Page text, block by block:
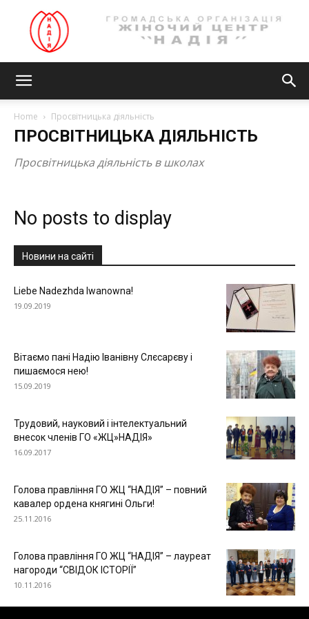
ЖІНОЧИЙ
Home Просвітницька діяльність
ПРОСВІТНИЦЬКА ДІЯЛЬНІСТЬ
Просвітницька діяльність в школах
No posts to display
Новини на сайті
Liebe Nadezhda Iwanowna!
19.09.2019
Вітаємо пані Надію Іванівну Слєсарєву і
пишаємося нею!
15.09.2019
Трудовий, науковий і інтелектуальний
внесок членів ГО «ЖЦ»НАДІЯ»
16.09.2017
Голова правління ГО ЖЦ “НАДІЯ” – повний
кавалер ордена княгині Ольги!
25.11.2016
Голова правління ГО ЖЦ “НАДІЯ” – лауреат
нагороди “СВІДОК ІСТОРІЇ”
10.11.2016